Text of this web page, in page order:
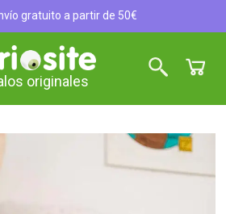
gratuito a partir de 50€
originales